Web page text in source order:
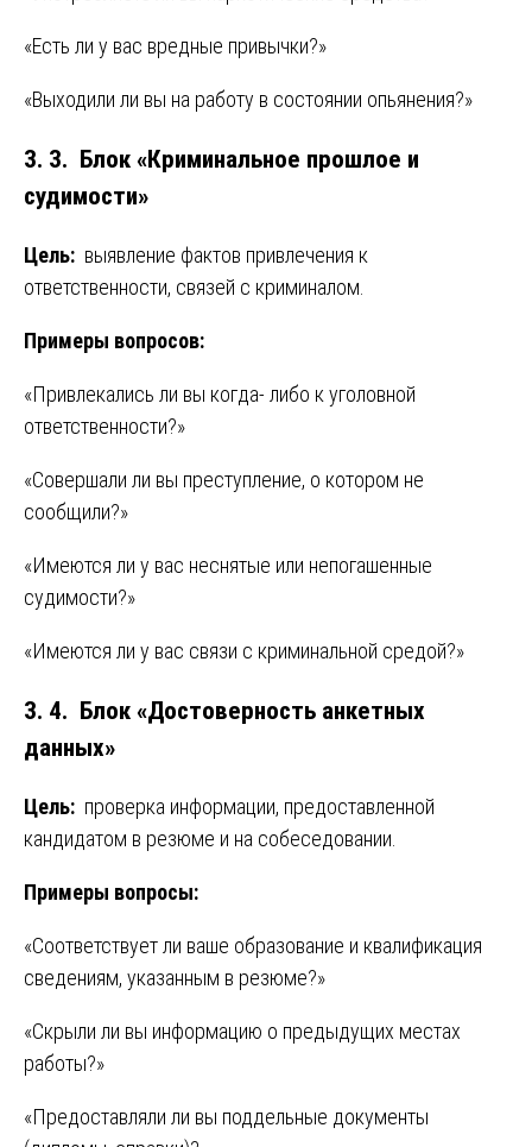
«Есть ли у вас вредные привычки?»
«Выходили ли вы на работу в состоянии опьянения?»
3. 3. Блок «Криминальное прошлое и
судимости»
Цель: выявление фактов привлечения к
ответственности, связей с криминалом.
Примеры вопросов:
«Привлекались ли вы когда- либо к уголовной
ответственности?»
«Совершали ли вы преступление, о котором не
сообщили?»
«Имеются ли у вас неснятые или непогашенные
судимости?»
«Имеются ли у вас связи с криминальной средой?»
3. 4. Блок «Достоверность анкетных
данных»
Цель: проверка информации, предоставленной
кандидатом в резюме и на собеседовании.
Примеры вопросы:
«Соответствует ли ваше образование и квалификация
сведениям, указанным в резюме?»
«Скрыли ли вы информацию о предыдущих местах
работы?»
«Предоставляли ли вы поддельные документы